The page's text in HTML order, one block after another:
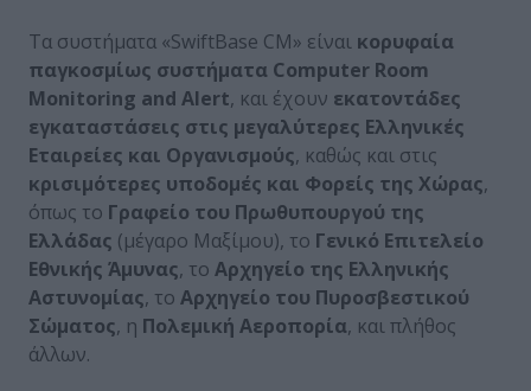
Τα συστήματα «SwiftBase CM» είναι κορυφαία
παγκοσμίως συστήματα Computer Room
Monitoring and Alert, και έχουν εκατοντάδες
εγκαταστάσεις στις μεγαλύτερες Ελληνικές
Εταιρείες και Οργανισμούς, καθώς και στις
κρισιμότερες υποδομές και Φορείς της Χώρας,
όπως το Γραφείο του Πρωθυπουργού της
Ελλάδας (μέγαρο Μαξίμου), το Γενικό Επιτελείο
Εθνικής Άμυνας, το Αρχηγείο της Ελληνικής
Αστυνομίας, το Αρχηγείο του Πυροσβεστικού
Σώματος, η Πολεμική Αεροπορία, και πλήθος
άλλων.